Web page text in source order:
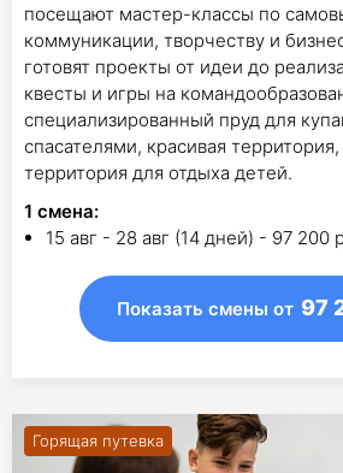
посещают мастер-классы по
коммуникации, творчеству и
готовят проекты от идеи до
квесты и игры на
специализированный пруд для
спасателями, красивая
территория для отдыха детей.
1 смена:
15 авг - 28 авг (14 дней) - 97 200
Показать смены от 97
Горящая путевка